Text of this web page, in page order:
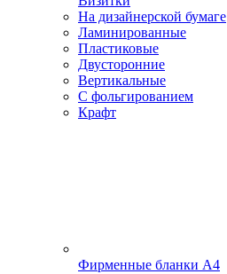
На дизайнерской бумаге
Ламинированные
Пластиковые
Двусторонние
Вертикальные
С фольгированием
Крафт
Фирменные бланки А4